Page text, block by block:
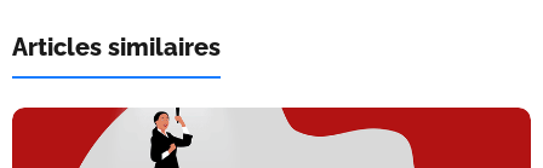
Articles similaires